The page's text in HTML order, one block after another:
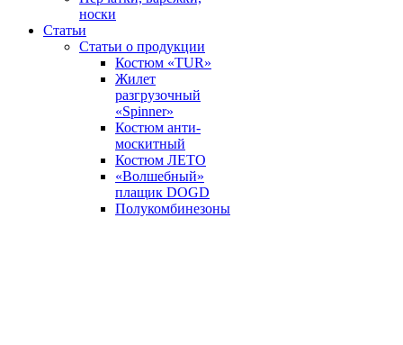
носки
Статьи
Статьи о продукции
Костюм «TUR»
Жилет
разгрузочный
«Spinner»
Костюм анти-
москитный
Костюм ЛЕТО
«Волшебный»
плащик DOGD
Полукомбинезоны